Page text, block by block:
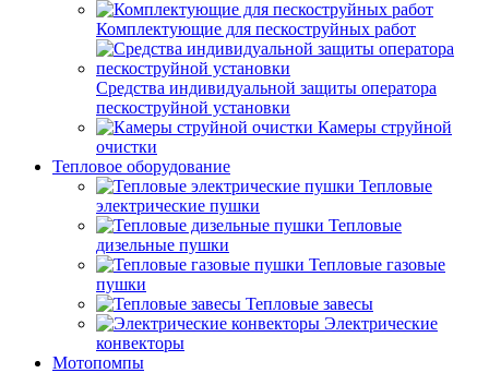
Комплектующие для пескоструйных работ
Средства индивидуальной защиты оператора
пескоструйной установки
Камеры струйной
очистки
Тепловое оборудование
Тепловые
электрические пушки
Тепловые
дизельные пушки
Тепловые газовые
пушки
Тепловые завесы
Электрические
конвекторы
Мотопомпы